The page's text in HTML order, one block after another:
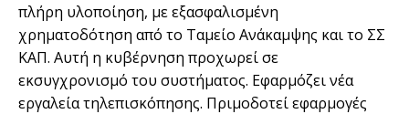
πλήρη υλοποίηση, με εξασφαλισμένη
χρηματοδότηση από το Ταμείο Ανάκαμψης και το ΣΣ
ΚΑΠ. Αυτή η κυβέρνηση προχωρεί σε
εκσυγχρονισμό του συστήματος. Εφαρμόζει νέα
εργαλεία τηλεπισκόπησης. Πριμοδοτεί εφαρμογές